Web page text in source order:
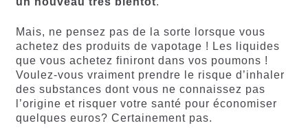
Mais, ne pensez pas de la sorte lorsque vous
achetez des produits de vapotage ! Les liquides
que vous achetez finiront dans vos poumons !
Voulez-vous vraiment prendre le risque d’inhaler
des substances dont vous ne connaissez pas
l’origine et risquer votre santé pour économiser
quelques euros? Certainement pas.